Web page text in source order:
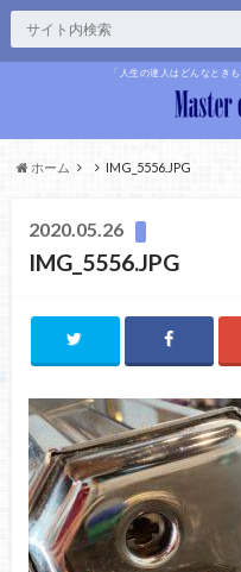
「人生の達人はどんなとき
ホーム IMG_5556.JPG
2020.05.26
IMG_5556.JPG